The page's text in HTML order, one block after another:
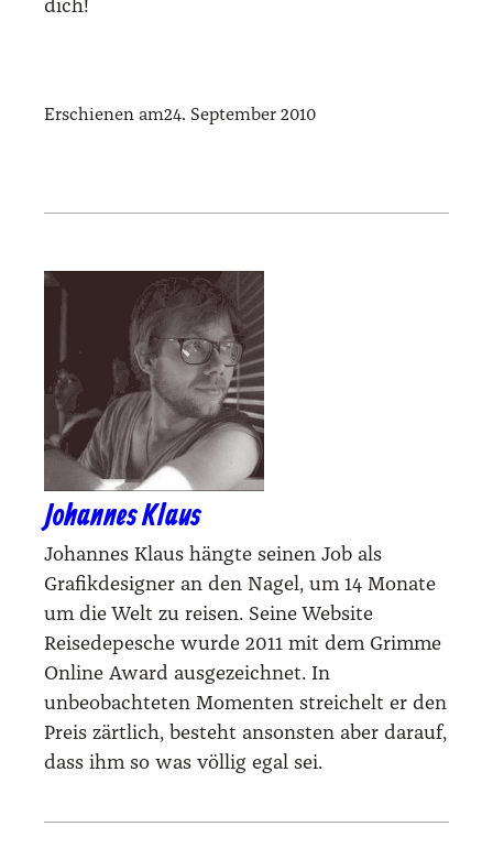
dich!
Erschienen am24. September 2010
Johannes Klaus
Johannes Klaus hängte seinen Job als
Grafikdesigner an den Nagel, um 14 Monate
um die Welt zu reisen. Seine Website
Reisedepesche wurde 2011 mit dem Grimme
Online Award ausgezeichnet. In
unbeobachteten Momenten streichelt er den
Preis zärtlich, besteht ansonsten aber darauf,
dass ihm so was völlig egal sei.